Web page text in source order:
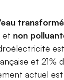
et non
est
et 21%
actuel